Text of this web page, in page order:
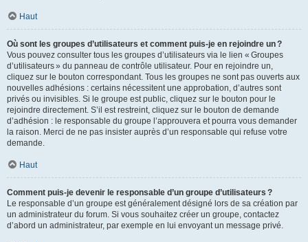
Haut
Où sont les groupes d’utilisateurs et comment puis-je en rejoindre un ?
Vous pouvez consulter tous les groupes d’utilisateurs via le lien « Groupes
d’utilisateurs » du panneau de contrôle utilisateur. Pour en rejoindre un,
cliquez sur le bouton correspondant. Tous les groupes ne sont pas ouverts aux
nouvelles adhésions : certains nécessitent une approbation, d’autres sont
privés ou invisibles. Si le groupe est public, cliquez sur le bouton pour le
rejoindre directement. S’il est restreint, cliquez sur le bouton de demande
d’adhésion : le responsable du groupe l’approuvera et pourra vous demander
la raison. Merci de ne pas insister auprès d’un responsable qui refuse votre
demande.
Haut
Comment puis-je devenir le responsable d’un groupe d’utilisateurs ?
Le responsable d’un groupe est généralement désigné lors de sa création par
un administrateur du forum. Si vous souhaitez créer un groupe, contactez
d’abord un administrateur, par exemple en lui envoyant un message privé.